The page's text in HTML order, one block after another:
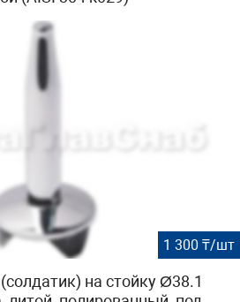
1 300 ₸/шт
на стойку Ø38.1